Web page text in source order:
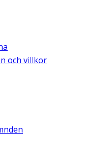
och villkor